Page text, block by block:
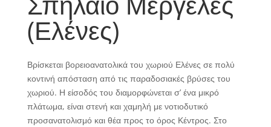
(Ελένες)
Βρίσκεται βορειοανατολικά του χωριού Ελένες σε πολύ
κοντινή απόσταση από τις παραδοσιακές βρύσες του
χωριού. Η είσοδός του διαμορφώνεται σ’ ένα μικρό
πλάτωμα, είναι στενή και χαμηλή με νοτιοδυτικό
προσανατολισμό και θέα προς το όρος Κέντρος. Στο